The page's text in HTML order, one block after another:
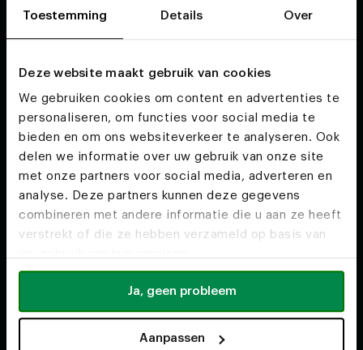
Toestemming Details Over
Deze website maakt gebruik van cookies
We gebruiken cookies om content en advertenties te
personaliseren, om functies voor social media te
bieden en om ons websiteverkeer te analyseren. Ook
delen we informatie over uw gebruik van onze site
met onze partners voor social media, adverteren en
analyse. Deze partners kunnen deze gegevens
combineren met andere informatie die u aan ze heeft
verstrekt of die ze hebben verzameld op basis van
Ja, geen probleem
Aanpassen
Tweedekans meubels
Ronde eettafels
Banken
Salontafels
Duurzaamheid
Voor interieurstylisten
Werken bij
Service
Happy customers
Klantenservice
Contact
info@tabledusud.nl
+31(0) 40 304 6229